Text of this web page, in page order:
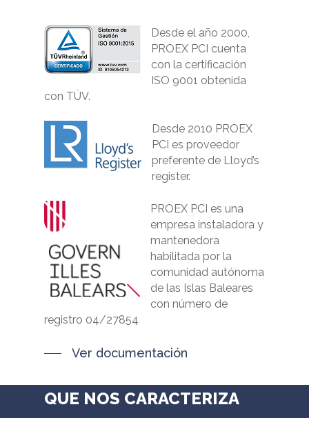
Desde el año 2000,
PROEX PCI cuenta
con la certificación
ISO 9001 obtenida
con TÜV.
Desde 2010 PROEX
PCI es proveedor
preferente de Lloyd’s
register.
PROEX PCI es una
empresa instaladora y
mantenedora
habilitada por la
comunidad autónoma
de las Islas Baleares
con número de
registro 04/27854
Ver documentación
QUE NOS CARACTERIZA